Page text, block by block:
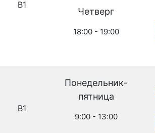
B1
Четверг
18:00 - 19:00
B1
Понедельник-
пятница
9:00 - 13:00